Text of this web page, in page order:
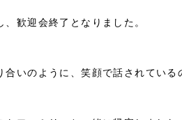
歓迎会終了となりました。
いのように、笑顔で話されている